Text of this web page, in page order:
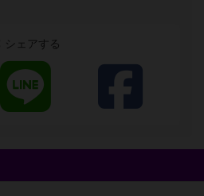
シェアする